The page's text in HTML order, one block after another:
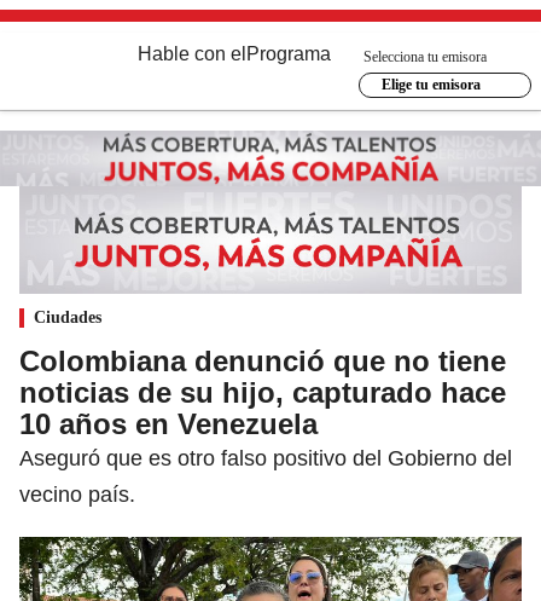
Hable con el Programa
Selecciona tu emisora
Elige tu emisora
Ciudades
Colombiana denunció que no tiene
noticias de su hijo, capturado hace
10 años en Venezuela
Aseguró que es otro falso positivo del Gobierno del
vecino país.